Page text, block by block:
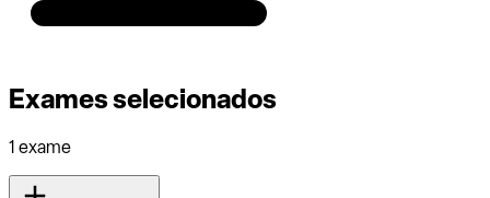
Exames selecionados
1 exame